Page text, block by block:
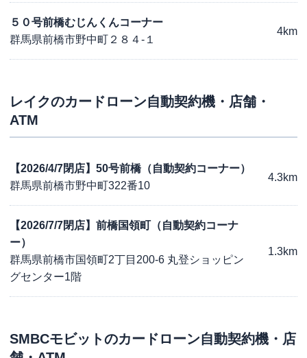
５０号前橋むじんくんコーナー
群馬県前橋市野中町２８４-１
4km
レイクのカードローン自動契約機・店舗・
ATM
【2026/4/7閉店】50号前橋（自動契約コーナー）
群馬県前橋市野中町322番10
4.3km
【2026/7/7閉店】前橋国領町（自動契約コーナ
ー）
群馬県前橋市国領町2丁目200-6 丸登ショッピン
グセンター1階
1.3km
SMBCモビットのカードローン自動契約機・店